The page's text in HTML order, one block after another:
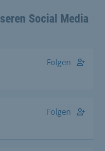
Social Media
Folgen
Folgen